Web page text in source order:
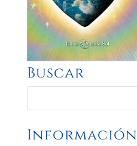
Buscar
Información